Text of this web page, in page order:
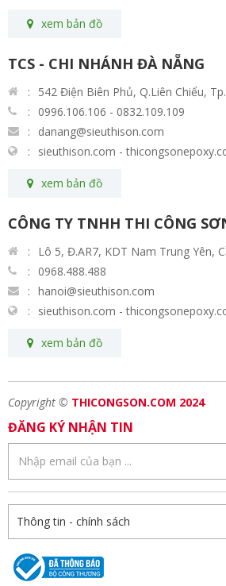
xem bản đồ
TCS - CHI NHÁNH ĐÀ NẴNG
542 Điện Biên Phủ, Q.Liên Chiểu,
0996.106.106 - 0832.109.109
danang@sieuthison.com
sieuthison.com -
xem bản đồ
CÔNG TY TNHH THI CÔNG
Lô 5, Đ.AR7, KDT Nam Trung Yên,
0968.488.488
hanoi@sieuthison.com
sieuthison.com -
xem bản đồ
Copyright © THICONGSON.COM 2024
ĐĂNG KÝ NHẬN TIN
Thông tin - chính sách